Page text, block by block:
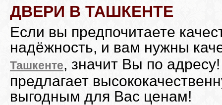
ДВЕРИ В ТАШКЕНТЕ
Если вы предпочитаете
надёжность, и вам нужны
Ташкенте, значит Вы по
предлагает
выгодным для Вас ценам!